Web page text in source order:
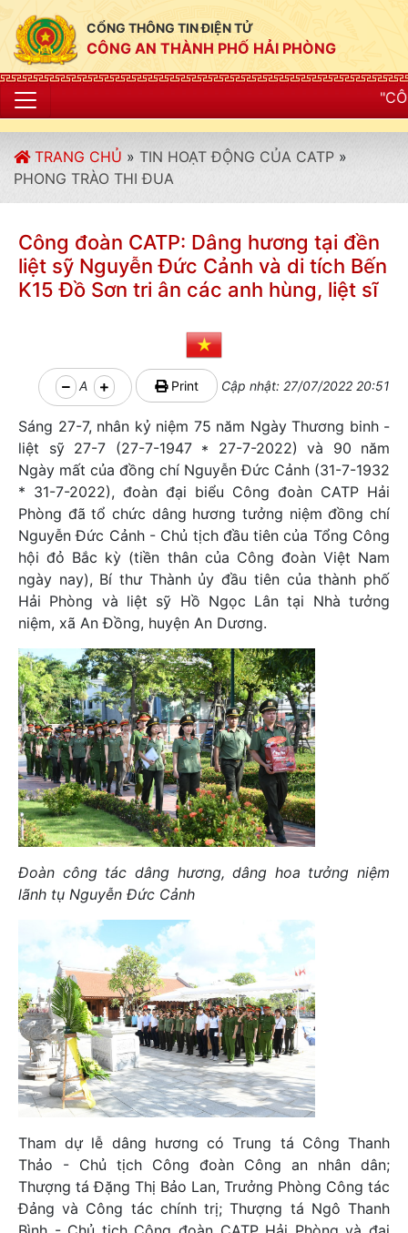
CỔNG THÔNG TIN ĐIỆN TỬ
CÔNG AN THÀNH PHỐ HẢI PHÒNG
"CÔNG AN THÀNH
TRANG CHỦ » TIN HOẠT ĐỘNG CỦA CATP »
PHONG TRÀO THI ĐUA
Công đoàn CATP: Dâng hương tại đền
liệt sỹ Nguyễn Đức Cảnh và di tích Bến
K15 Đồ Sơn tri ân các anh hùng, liệt sĩ
A Print Cập nhật: 27/07/2022 20:51
Sáng 27-7, nhân kỷ niệm 75 năm Ngày Thương binh -
liệt sỹ 27-7 (27-7-1947 * 27-7-2022) và 90 năm
Ngày mất của đồng chí Nguyễn Đức Cảnh (31-7-1932
* 31-7-2022), đoàn đại biểu Công đoàn CATP Hải
Phòng đã tổ chức dâng hương tưởng niệm đồng chí
Nguyễn Đức Cảnh - Chủ tịch đầu tiên của Tổng Công
hội đỏ Bắc kỳ (tiền thân của Công đoàn Việt Nam
ngày nay), Bí thư Thành ủy đầu tiên của thành phố
Hải Phòng và liệt sỹ Hồ Ngọc Lân tại Nhà tưởng
niệm, xã An Đồng, huyện An Dương.
Đoàn công tác dâng hương, dâng hoa tưởng niệm
lãnh tụ Nguyễn Đức Cảnh
Tham dự lễ dâng hương có Trung tá Công Thanh
Thảo - Chủ tịch Công đoàn Công an nhân dân;
Thượng tá Đặng Thị Bảo Lan, Trưởng Phòng Công tác
Đảng và Công tác chính trị; Thượng tá Ngô Thanh